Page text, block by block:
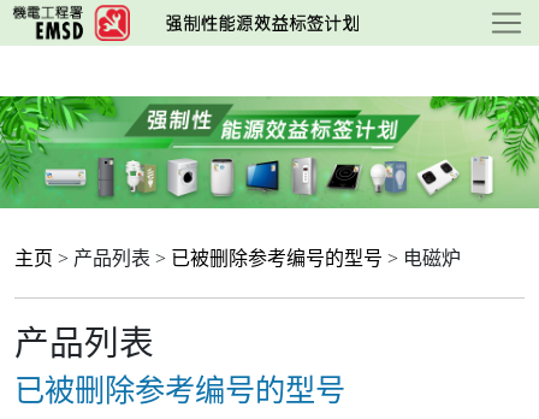
跳
至
要
内
容
主页 > 产品列表 > 已被删除参考编号的型号 > 电磁炉
产品列表
已被删除参考编号的型号